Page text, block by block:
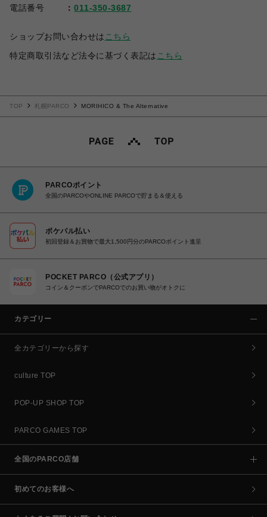
電話番号
011-350-3687
ショップお問い合わせは こちら
特定商取引法など法令に基づく表記は こちら
TOP 札幌PARCO MORIHICO & The Alternative
PARCOポイント
全国のPARCOやONLINE PARCOで貯まる＆使える
ポケパル払い
初回登録＆お買物で最大1,500円分のPARCOポイント進呈
POCKET PARCO（公式アプリ）
コイン＆クーポンでPARCOでのお買い物がオトクに
カテゴリー
全カテゴリーから探す
culture TOP
POP-UP SHOP TOP
PARCO GAMES TOP
全国のPARCO店舗
初めてのお客様へ